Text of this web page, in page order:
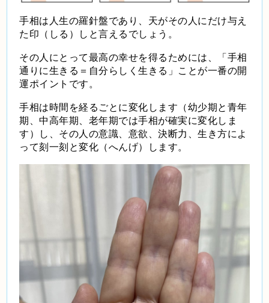
手相は人生の羅針盤であり、天がその人にだけ与え
た印（しる）しと言えるでしょう。
その人にとって最高の幸せを得るためには、「手相
通りに生きる＝自分らしく生きる」ことが一番の開
運ポイントです。
手相は時間を経るごとに変化します（幼少期と青年
期、中高年期、老年期では手相が確実に変化しま
す）し、その人の意識、意欲、決断力、生き方によ
って刻一刻と変化（へんげ）します。